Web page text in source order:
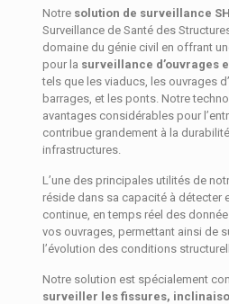
Notre solution de surveillance
Surveillance de Santé des
domaine du génie civil en offrant
pour la surveillance d’ouvrages
tels que les viaducs, les ouvrages
barrages, et les ponts. Notre
avantages considérables pour
contribue grandement à la
infrastructures.
L’une des principales utilités de
réside dans sa capacité à détecter
continue, en temps réel des
vos ouvrages, permettant ainsi de
l’évolution des conditions
Notre solution est spécialement
surveiller les fissures,